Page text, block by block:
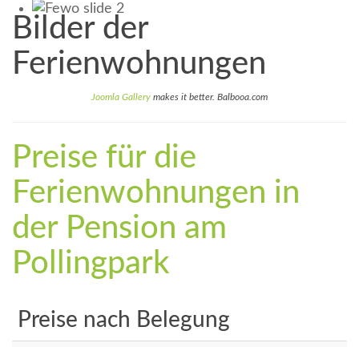
Bilder der
Ferienwohnungen
Joomla Gallery makes it better. Balbooa.com
Preise für die
Ferienwohnungen in
der Pension am
Pollingpark
Preise nach Belegung